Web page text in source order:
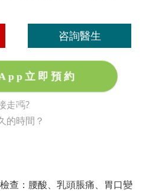
咨詢醫生
立即預約
走嗎?
的時間？
查：腰酸、乳頭脹痛、胃口變